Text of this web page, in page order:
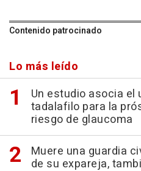
Contenido patrocinado
Lo más leído
Un estudio asocia el
tadalafilo para la
riesgo de glaucoma
Muere una guardia
de su expareja,